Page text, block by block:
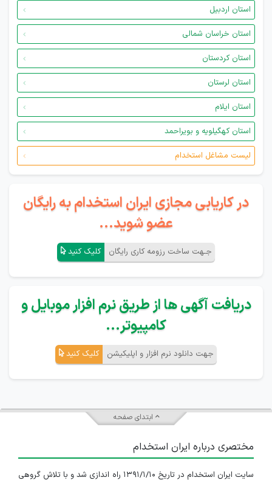
استان اردبیل
استان خراسان شمالی
استان کردستان
استان لرستان
استان ایلام
استان کهگیلویه و بویراحمد
لیست مشاغل استخدام
در کاریابی مجازی ایران استخدام به رایگان
عضو شوید...
جـهت ساخت رزومه کاری رایگان کلیک کنید
دریافت آگهی ها از طریق نرم افزار موبایل و
کامپیوتر...
جهت دانلود نرم افزار و اپلیکیشن کلیک کنید
ابتدای صفحه
مختصری درباره ایران استخدام
سایت ایران استخدام در تاریخ ۱۳۹۱/۱/۱۰ راه اندازی شد و با تلاش گروهی